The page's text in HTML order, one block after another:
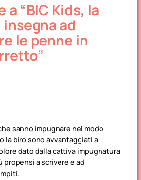
Babbo Natale!
a “BIC Kids, la
ad
le penne in
sanno impugnare nel modo
la biro sono avvantaggiati a
dato dalla cattiva impugnatura
propensi a scrivere e ad